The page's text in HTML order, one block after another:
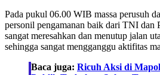
Pada pukul 06.00 WIB massa perusuh
personil pengamanan baik dari TNI dan
sangat meresahkan dan menutup jalan
sehingga sangat mengganggu aktifitas
Baca juga: Ricuh Aksi di